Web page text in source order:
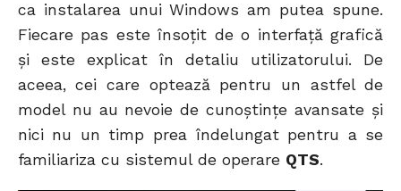
ca instalarea unui Windows am putea spune.
Fiecare pas este însoțit de o interfață grafică
și este explicat în detaliu utilizatorului. De
aceea, cei care optează pentru un astfel de
model nu au nevoie de cunoștințe avansate și
nici nu un timp prea îndelungat pentru a se
familiariza cu sistemul de operare QTS.